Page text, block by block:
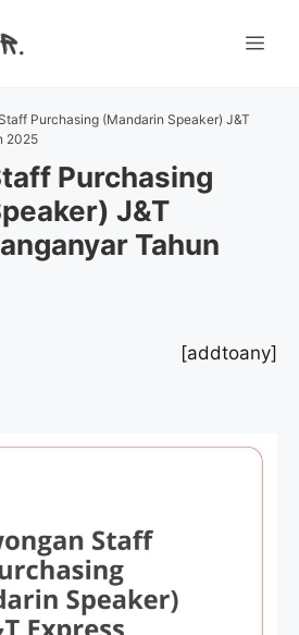
Purchasing (Mandarin Speaker) J&T
2025
Purchasing
J&T
Tahun
[addtoany]